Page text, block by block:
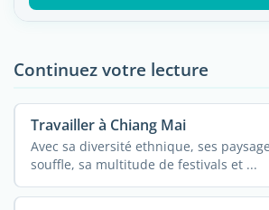
Continuez votre lecture
Travailler à Chiang Mai
Avec sa diversité ethnique, ses
souffle, sa multitude de festivals et ...